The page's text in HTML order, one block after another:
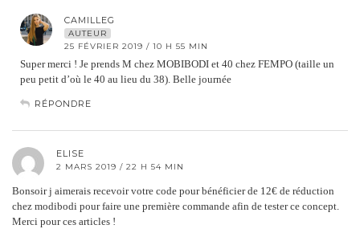
CAMILLEG
AUTEUR
25 FÉVRIER 2019 / 10 H 55 MIN
Super merci ! Je prends M chez MOBIBODI et 40 chez FEMPO (taille un
peu petit d’où le 40 au lieu du 38). Belle journée
RÉPONDRE
ELISE
2 MARS 2019 / 22 H 54 MIN
Bonsoir j aimerais recevoir votre code pour bénéficier de 12€ de réduction
chez modibodi pour faire une première commande afin de tester ce concept.
Merci pour ces articles !